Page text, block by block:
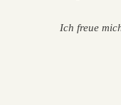
Ich freue